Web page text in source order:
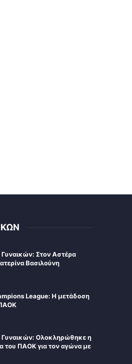
Στον Αστέρα
Βασιλούνη
League: Η μετάδοση
Ολοκληρώθηκε η
του ΠΑΟΚ για τον αγώνα με